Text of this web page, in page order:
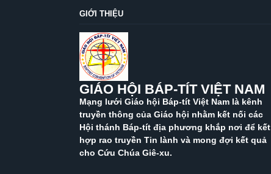
GIỚI THIỆU
GIÁO HỘI BÁP-TÍT VIỆT NAM
Mạng lưới Giáo hội Báp-tít Việt Nam là kênh
truyền thông của Giáo hội nhằm kết nối các
Hội thánh Báp-tít địa phương khắp nơi để kết
hợp rao truyền Tin lành và mong đợi kết quả
cho Cứu Chúa Giê-xu.